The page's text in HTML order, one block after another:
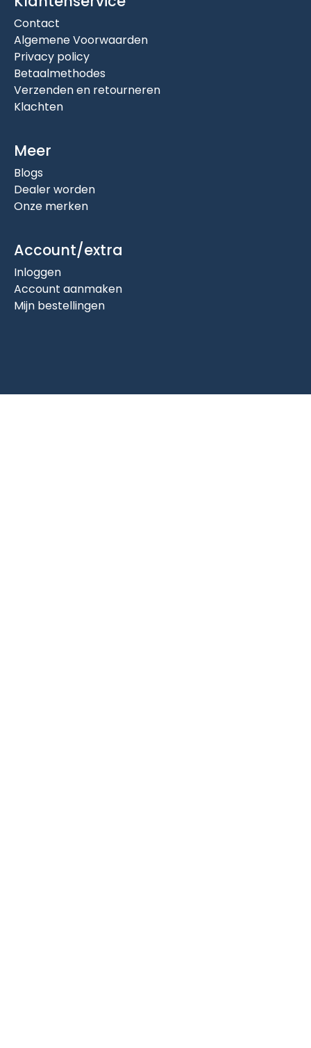
Contact
Algemene Voorwaarden
Privacy policy
Betaalmethodes
Verzenden en retourneren
Klachten
Meer
Blogs
Dealer worden
Onze merken
Account/extra
Inloggen
Account aanmaken
Mijn bestellingen